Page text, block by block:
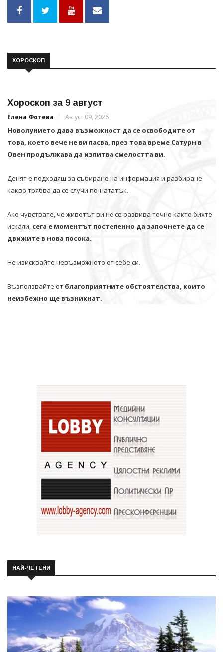
ХОРОСКОП
Хороскоп за 9 август
Елена Фотева Август 09, 2026
Новолунието дава възможност да се освободите от
това, което вече не ви пасва, през това време Сатурн в
Овен продължава да изпитва смелостта ви.
Денят е подходящ за събиране на информация и разбиране
какво трябва да се случи по-нататък.
Ако чувствате, че животът ви не се развива точно както бихте
искали, сега е моментът постепенно да започнете да се
движите в нова посока.
Не изисквайте невъзможното от себе си.
Възползвайте от благоприятните обстоятелства, които
неизбежно ще възникнат.
НАЙ-ЧЕТЕНИ